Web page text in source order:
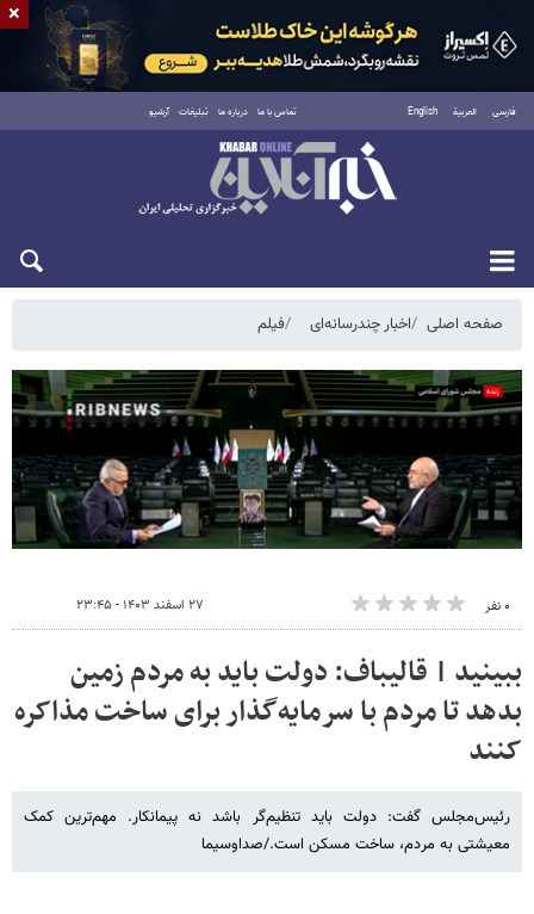
فارسی العربية English تماس با ما درباره ما تبلیغات آرشیو
شنبه ۱۷ مرداد ۱۴۰۵
صفحه اصلی اخبار چندرسانه‌ای فیلم
۰ نفر ۲۷ اسفند ۱۴۰۳ - ۲۳:۴۵
ببینید | قالیباف: دولت باید به مردم زمین
بدهد تا مردم با سرمایه‌گذار برای ساخت مذاکره
کنند
رئیس‌مجلس گفت: دولت باید تنظیم‌گر باشد نه پیمانکار. مهم‌ترین کمک
معیشتی به مردم، ساخت مسکن است./صداوسیما
×